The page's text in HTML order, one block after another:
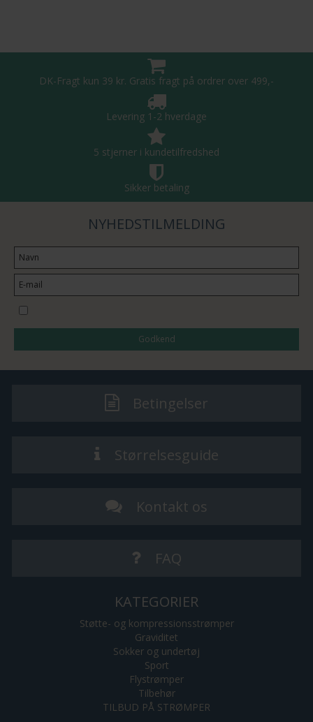
DK-Fragt kun 39 kr. Gratis fragt på ordrer over 499,-
Levering 1-2 hverdage
5 stjerner i kundetilfredshed
Sikker betaling
NYHEDSTILMELDING
Godkend
Betingelser
Størrelsesguide
Kontakt os
FAQ
KATEGORIER
Støtte- og kompressionsstrømper
Graviditet
Sokker og undertøj
Sport
Flystrømper
Tilbehør
TILBUD PÅ STRØMPER